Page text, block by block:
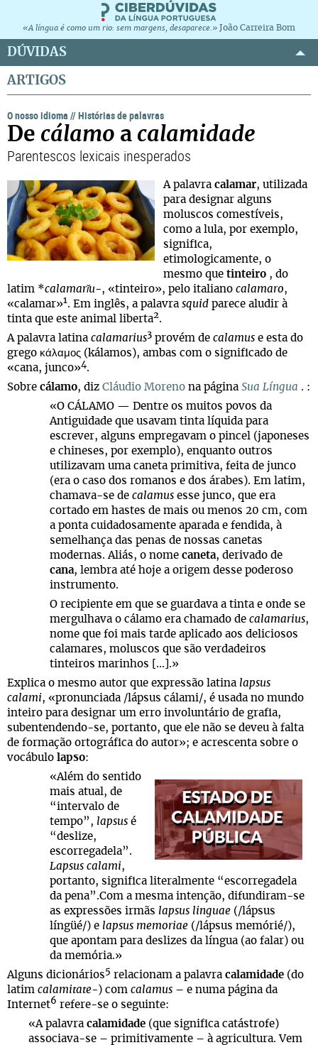
«A língua é como um rio: sem margens, desaparece.» João Carreira Bom
DÚVIDAS
ARTIGOS
O nosso idioma //Histórias de palavras
De cálamo a calamidade
Parentescos lexicais inesperados
A palavra calamar, utilizada
para designar alguns
moluscos comestíveis,
como a lula, por exemplo,
significa,
etimologicamente, o
mesmo que tinteiro , do
latim *calamarĭu-, «tinteiro», pelo italiano calamaro,
«calamar»1. Em inglês, a palavra squid parece aludir à
tinta que este animal liberta2.
A palavra latina calamarius3 provém de calamus e esta do
grego κάλαμος (kálamos), ambas com o significado de
«cana, junco»4.
Sobre cálamo, diz Cláudio Moreno na página Sua Língua . :
«O CÁLAMO — Dentre os muitos povos da
Antiguidade que usavam tinta líquida para
escrever, alguns empregavam o pincel (japoneses
e chineses, por exemplo), enquanto outros
utilizavam uma caneta primitiva, feita de junco
(era o caso dos romanos e dos árabes). Em latim,
chamava-se de calamus esse junco, que era
cortado em hastes de mais ou menos 20 cm, com
a ponta cuidadosamente aparada e fendida, à
semelhança das penas de nossas canetas
modernas. Aliás, o nome caneta, derivado de
cana, lembra até hoje a origem desse poderoso
instrumento.
O recipiente em que se guardava a tinta e onde se
mergulhava o cálamo era chamado de calamarius,
nome que foi mais tarde aplicado aos deliciosos
calamares, moluscos que são verdadeiros
tinteiros marinhos [...].»
Explica o mesmo autor que expressão latina lapsus
calami, «pronunciada /lápsus cálami/, é usada no mundo
inteiro para designar um erro involuntário de grafia,
subentendendo-se, portanto, que ele não se deveu à falta
de formação ortográfica do autor»; e acrescenta sobre o
vocábulo lapso:
«Além do sentido
mais atual, de
“intervalo de
tempo”, lapsus é
“deslize,
escorregadela”.
Lapsus calami,
portanto, significa literalmente “escorregadela
da pena”.Com a mesma intenção, difundiram-se
as expressões irmãs lapsus linguae (/lápsus
língüé/) e lapsus memoriae (/lápsus memórié/),
que apontam para deslizes da língua (ao falar) ou
da memória.»
Alguns dicionários5 relacionam a palavra calamidade (do
latim calamitate- ) com calamus – e numa página da
Internet6 refere-se o seguinte:
«A palavra calamidade (que significa catástrofe)
associava-se – primitivamente – à agricultura. Vem